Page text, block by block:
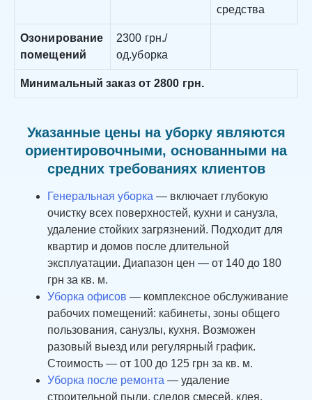
средства
Озонирование
помещений
2300 грн./
од.уборка
Минимальный заказ от 2800 грн.
Указанные цены на уборку являются
ориентировочными, основанными на
средних требованиях клиентов
Генеральная уборка — включает глубокую
очистку всех поверхностей, кухни и санузла,
удаление стойких загрязнений. Подходит для
квартир и домов после длительной
эксплуатации. Диапазон цен — от 140 до 180
грн за кв. м.
Уборка офисов — комплексное обслуживание
рабочих помещений: кабинеты, зоны общего
пользования, санузлы, кухня. Возможен
разовый выезд или регулярный график.
Стоимость — от 100 до 125 грн за кв. м.
Уборка после ремонта — удаление
строительной пыли, следов смесей, клея,